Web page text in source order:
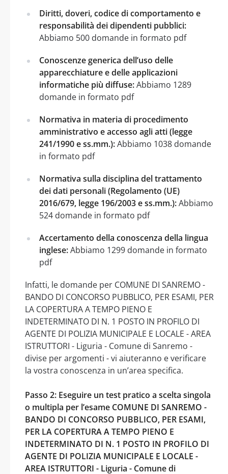
Diritti, doveri, codice di comportamento e
responsabilità dei dipendenti pubblici:
Abbiamo 500 domande in formato pdf
Conoscenze generica dell’uso delle
apparecchiature e delle applicazioni
informatiche più diffuse:Abbiamo 1289
domande in formato pdf
Normativa in materia di procedimento
amministrativo e accesso agli atti (legge
241/1990 e ss.mm.):Abbiamo 1038 domande
in formato pdf
Normativa sulla disciplina del trattamento
dei dati personali (Regolamento (UE)
2016/679, legge 196/2003 e ss.mm.):Abbiamo
524 domande in formato pdf
Accertamento della conoscenza della lingua
inglese:Abbiamo 1299 domande in formato
pdf
Infatti, le domande per COMUNE DI SANREMO -
BANDO DI CONCORSO PUBBLICO, PER ESAMI, PER
LA COPERTURA A TEMPO PIENO E
INDETERMINATO DI N. 1 POSTO IN PROFILO DI
AGENTE DI POLIZIA MUNICIPALE E LOCALE - AREA
ISTRUTTORI - Liguria - Comune di Sanremo -
divise per argomenti - vi aiuteranno e verificare
la vostra conoscenza in un’area specifica.
Passo 2: Eseguire un test pratico a scelta singola
o multipla per l’esame COMUNE DI SANREMO -
BANDO DI CONCORSO PUBBLICO, PER ESAMI,
PER LA COPERTURA A TEMPO PIENO E
INDETERMINATO DI N. 1 POSTO IN PROFILO DI
AGENTE DI POLIZIA MUNICIPALE E LOCALE -
AREA ISTRUTTORI - Liguria - Comune di